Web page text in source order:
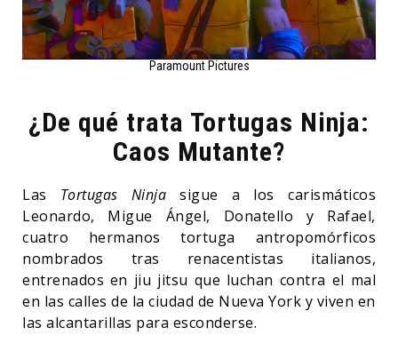
Paramount Pictures
¿De qué trata Tortugas Ninja:
Caos Mutante?
Las Tortugas Ninja sigue a los carismáticos
Leonardo, Migue Ángel, Donatello y Rafael,
cuatro hermanos tortuga antropomórficos
nombrados tras renacentistas italianos,
entrenados en jiu jitsu que luchan contra el mal
en las calles de la ciudad de Nueva York y viven en
las alcantarillas para esconderse.